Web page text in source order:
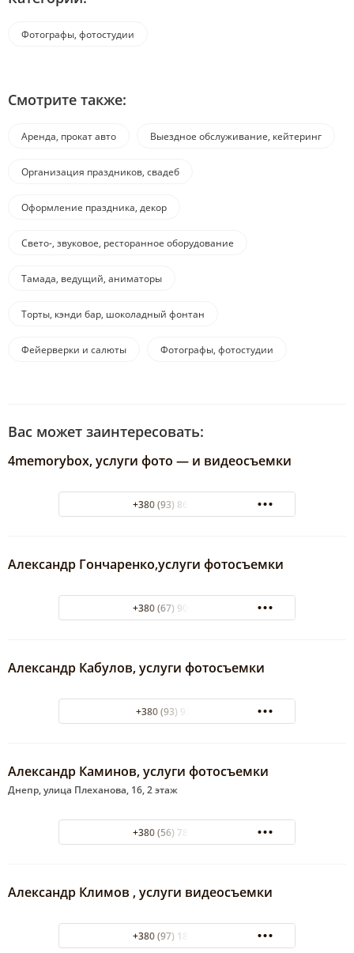
Фотографы, фотостудии
Смотрите также:
Аренда, прокат авто Выездное обслуживание, кейтеринг
Организация праздников, свадеб
Оформление праздника, декор
Свето-, звуковое, ресторанное оборудование
Тамада, ведущий, аниматоры
Торты, кэнди бар, шоколадный фонтан
Фейерверки и салюты Фотографы, фотостудии
Вас может заинтересовать:
4memorybox, услуги фото — и видеосъемки
+380 (93) 864-95-47
Александр Гончаренко,услуги фотосъемки
+380 (67) 905-49-49
Александр Кабулов, услуги фотосъемки
+380 (93) 9330872
Александр Каминов, услуги фотосъемки
Днепр, улица Плеханова, 16, 2 этаж
+380 (56) 788-07-37
Александр Климов , услуги видеосъемки
+380 (97) 184-73-37